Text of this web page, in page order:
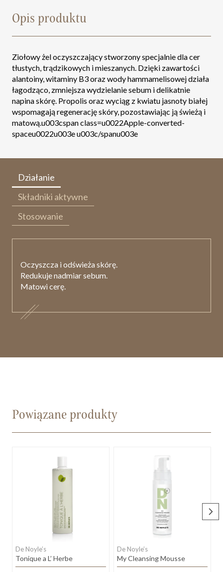
Opis produktu
Ziołowy żel oczyszczający stworzony specjalnie dla cer
tłustych, trądzikowych i mieszanych. Dzięki zawartości
alantoiny, witaminy B3 oraz wody hammamelisowej działa
łagodząco, zmniejsza wydzielanie sebum i delikatnie
napina skórę. Propolis oraz wyciąg z kwiatu jasnoty białej
wspomagają regenerację skóry, pozostawiając ją świeżą i
matową.u003cspan class=u0022Apple-converted-
spaceu0022u003e u003c/spanu003e
Działanie
Składniki aktywne
Stosowanie
Oczyszcza i odświeża skórę.
Redukuje nadmiar sebum.
Matowi cerę.
Powiązane produkty
De Noyle’s
Tonique a L’ Herbe
De Noyle’s
My Cleansing Mousse